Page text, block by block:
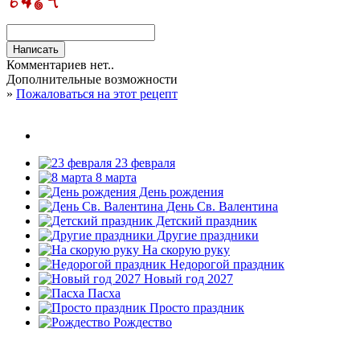
Комментариев нет..
Дополнительные возможности
» Пожаловаться на этот рецепт
23 февраля
8 марта
День рождения
День Св. Валентина
Детский праздник
Другие праздники
На скорую руку
Недорогой праздник
Новый год 2027
Пасха
Просто праздник
Рождество